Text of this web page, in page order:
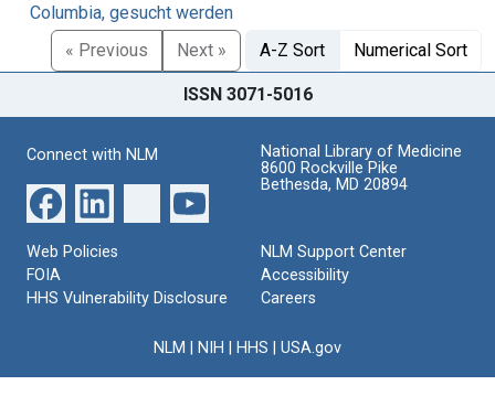
Columbia, gesucht werden
« Previous Next » A-Z Sort Numerical Sort
ISSN 3071-5016
Connect with NLM
National Library of Medicine
8600 Rockville Pike
Bethesda, MD 20894
Web Policies
FOIA
HHS Vulnerability Disclosure
NLM Support Center
Accessibility
Careers
NLM NIH HHS USA.gov